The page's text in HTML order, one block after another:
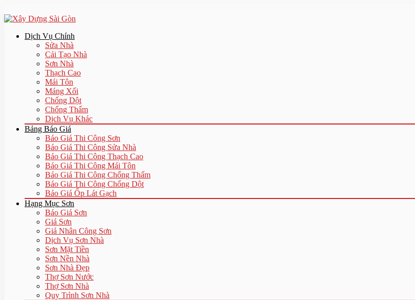
Dịch Vụ Chính
Sửa Nhà
Cải Tạo Nhà
Sơn Nhà
Thạch Cao
Mái Tôn
Máng Xối
Chống Dột
Chống Thấm
Dịch Vụ Khác
Bảng Báo Giá
Báo Giá Thi Công Sơn
Báo Giá Thi Công Sửa Nhà
Báo Giá Thi Công Thạch Cao
Báo Giá Thi Công Mái Tôn
Báo Giá Thi Công Chống Thấm
Báo Giá Thi Công Chống Dột
Báo Giá Ốp Lát Gạch
Hạng Mục Sơn
Báo Giá Sơn
Giá Sơn
Giá Nhân Công Sơn
Dịch Vụ Sơn Nhà
Sơn Mặt Tiền
Sơn Nền Nhà
Sơn Nhà Đẹp
Thợ Sơn Nước
Thợ Sơn Nhà
Quy Trình Sơn Nhà